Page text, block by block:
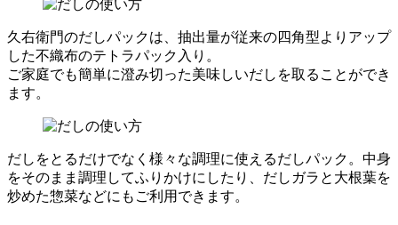
久右衛門のだしパックは、抽出量が従来の四角型よりアップ
した不織布のテトラパック入り。
ご家庭でも簡単に澄み切った美味しいだしを取ることができ
ます。
だしをとるだけでなく様々な調理に使えるだしパック。中身
をそのまま調理してふりかけにしたり、だしガラと大根葉を
炒めた惣菜などにもご利用できます。